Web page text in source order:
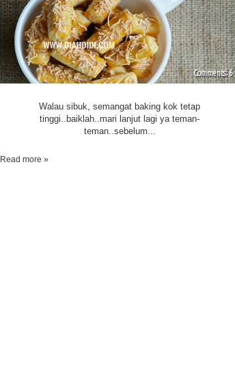
Walau sibuk, semangat baking kok tetap
tinggi..baiklah..mari lanjut lagi ya teman-
teman..sebelum...
6
Read more »